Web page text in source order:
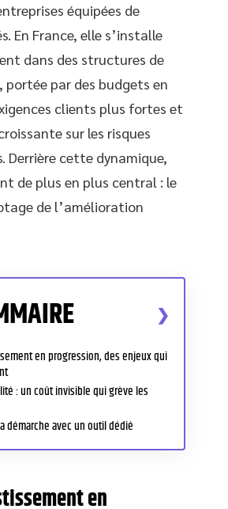
équipées de
En France, elle s’installe
dans des structures de
par des budgets en
clients plus fortes et
sur les risques
Derrière cette dynamique,
de plus en plus central : le
de l’amélioration
en progression, des enjeux qui
: un coût invisible qui grève les
démarche avec un outil dédié
en